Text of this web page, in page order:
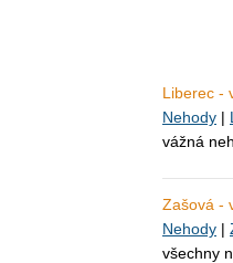
Liberec -
Nehody |
vážná
Zašová -
Nehody |
všechny